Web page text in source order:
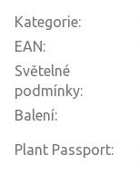
Kategorie:
EAN:
Světelné
podmínky:
Balení:
Plant Passport: